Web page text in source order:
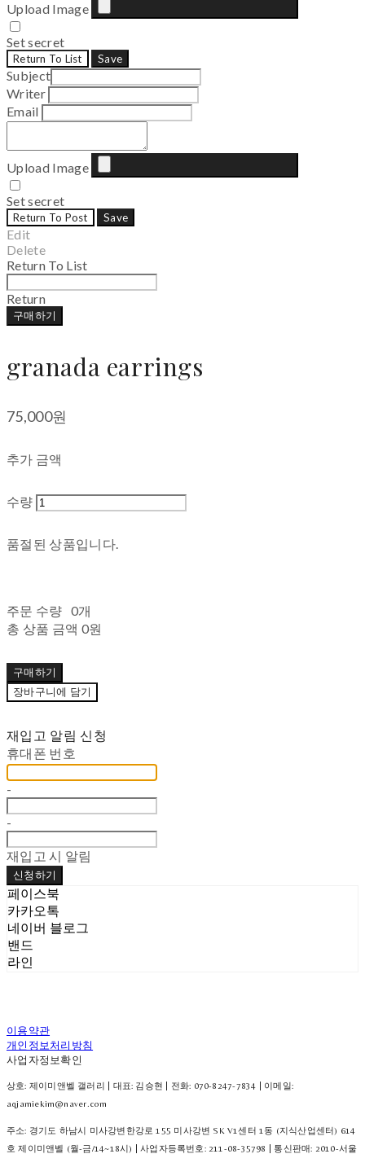
Upload Image
Set secret
Return To List Save
Subject
Writer
Email
Upload Image
Set secret
Return To Post Save
Edit
Delete
Return To List
Return
구매하기
granada earrings
75,000원
추가 금액
수량
품절된 상품입니다.
주문 수량 0개
총 상품 금액 0원
구매하기
장바구니에 담기
재입고 알림 신청
휴대폰 번호
-
-
재입고 시 알림
신청하기
페이스북
카카오톡
네이버 블로그
밴드
라인
이용약관
개인정보처리방침
사업자정보확인
상호: 제이미앤벨 갤러리 | 대표: 김승현 | 전화: 070-8247-7834 | 이메일:
aqjamiekim@naver.com
주소: 경기도 하남시 미사강변한강로 155 미사강변 SK V1센터 1동 (지식산업센터) 614
호 제이미앤벨 (월-금/14~18시) | 사업자등록번호: 211-08-35798 | 통신판매: 2010-서울